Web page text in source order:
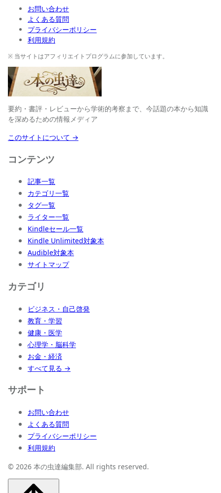
お問い合わせ
よくある質問
プライバシーポリシー
利用規約
※ 当サイトはアフィリエイトプログラムに参加しています。
要約・書評・レビューから学術的考察まで、今話題の本から知識
を深めるための情報メディア
このサイトについて →
コンテンツ
記事一覧
カテゴリ一覧
タグ一覧
ライター一覧
Kindleセール一覧
Kindle Unlimited対象本
Audible対象本
サイトマップ
カテゴリ
ビジネス・自己啓発
教育・学習
健康・医学
心理学・脳科学
お金・経済
すべて見る →
サポート
お問い合わせ
よくある質問
プライバシーポリシー
利用規約
© 2026 本の虫達編集部. All rights reserved.